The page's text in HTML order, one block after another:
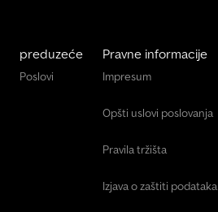
preduzeće
Poslovi
Pravne informacije
Impresum
Opšti uslovi poslovanja
Pravila tržišta
Izjava o zaštiti podataka